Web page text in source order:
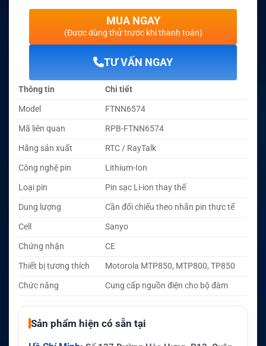
MUA NGAY
(Được dùng thử trước khi thanh toán)
TƯ VẤN NGAY
Thông tin
Chi tiết
Model
FTNN6574
Mã liên quan
RPB-FTNN6574
Hãng sản xuất
RTC / RayTalk
Công nghệ pin
Lithium-Ion
Loại pin
Pin sạc Li-ion thay thế
Dung lượng
Cần đối chiếu theo nhãn pin thực tế
Cell
Sanyo
Chứng nhận
CE
Thiết bị tương thích
Motorola MTP850, MTP800, TP850
Chức năng
Cung cấp nguồn điện cho bộ đàm
Sản phẩm hiện có sẵn tại